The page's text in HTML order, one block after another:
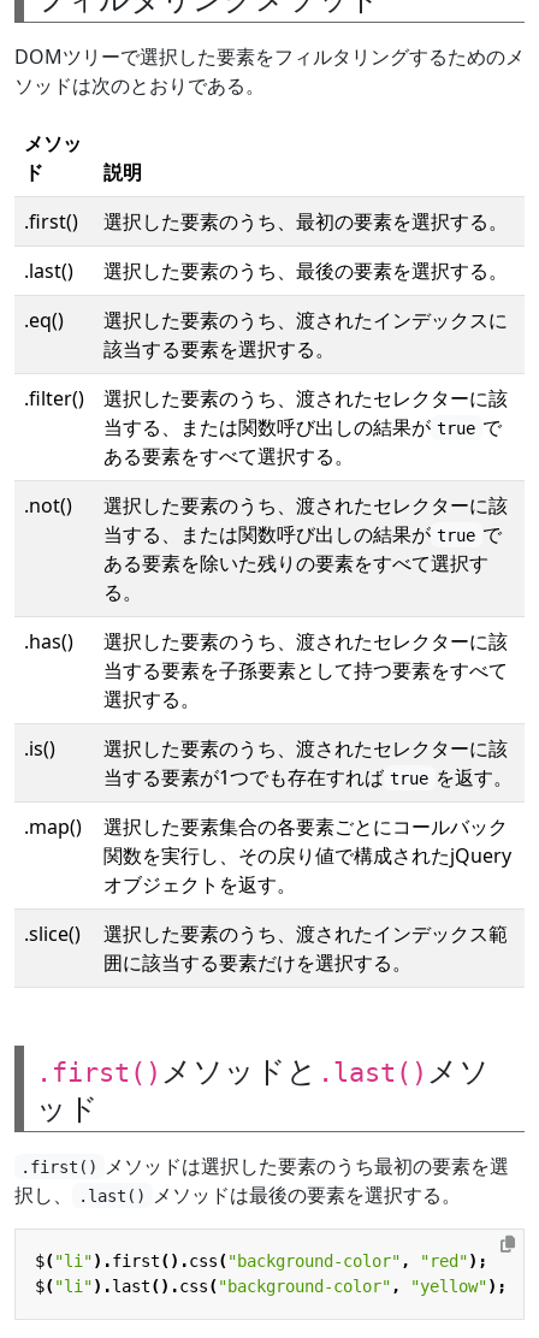
DOMツリーで選択した要素をフィルタリングするためのメ
ソッドは次のとおりである。
メソッ
ド
説明
.first()
選択した要素のうち、最初の要素を選択する。
.last()
選択した要素のうち、最後の要素を選択する。
.eq()
選択した要素のうち、渡されたインデックスに
該当する要素を選択する。
.filter()
選択した要素のうち、渡されたセレクターに該
当する、または関数呼び出しの結果が true で
ある要素をすべて選択する。
.not()
選択した要素のうち、渡されたセレクターに該
当する、または関数呼び出しの結果が true で
ある要素を除いた残りの要素をすべて選択す
る。
.has()
選択した要素のうち、渡されたセレクターに該
当する要素を子孫要素として持つ要素をすべて
選択する。
.is()
選択した要素のうち、渡されたセレクターに該
当する要素が1つでも存在すれば true を返す。
.map()
選択した要素集合の各要素ごとにコールバック
関数を実行し、その戻り値で構成されたjQuery
オブジェクトを返す。
.slice()
選択した要素のうち、渡されたインデックス範
囲に該当する要素だけを選択する。
.first() メソッドと .last() メソ
ッド
.first()
メソッドは選択した要素のうち最初の要素を選
択し、
.last() メソッドは最後の要素を選択する。
$("li").first().css("background-color" , "red");
$("li").last().css("background-color" , "yellow");